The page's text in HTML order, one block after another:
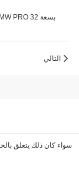
التالي
سواء كان ذلك يتعلق